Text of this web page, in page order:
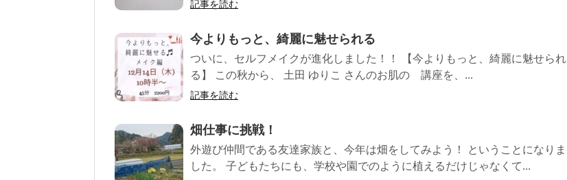
記事を読む
今よりもっと、綺麗に魅せられる
ついに、セルフメイクが進化しました！！ 【今よりもっと、綺麗に魅せられ
る】 この秋から、 土田 ゆりこ さんのお肌の゙講座を、...
記事を読む
畑仕事に挑戦！
外遊び仲間である友達家族と、今年は畑をしてみよう！ ということになりま
した。 子どもたちにも、学校や園でのように植えるだけじゃなくて...